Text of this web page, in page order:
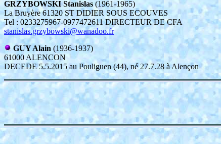
GRZYBOWSKI Stanislas(1961-1965)
La Bruyère 61320 ST DIDIER SOUS ECOUVES
Tel : 0233275967-0977472611 DIRECTEUR DE CFA
stanislas.grzybowski@wanadoo.fr
GUY Alain (1936-1937)
61000 ALENCON
DECEDE 5.5.2015 au Pouliguen (44), né 27.7.28 à Alençon